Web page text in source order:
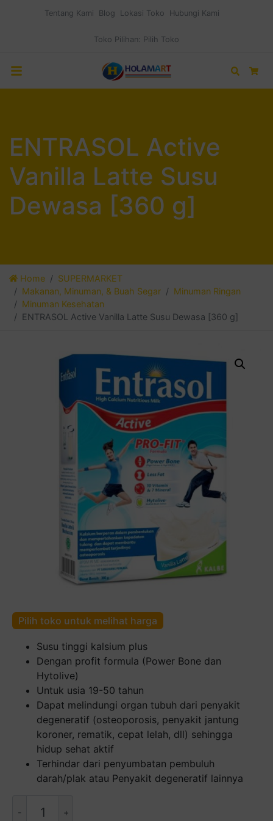
Tentang Kami Blog Lokasi Toko Hubungi Kami
Toko Pilihan: Pilih Toko
Search
ENTRASOL Active
Vanilla Latte Susu
Dewasa [360 g]
Home
SUPERMARKET
Makanan, Minuman, & Buah Segar
Minuman Ringan
Minuman Kesehatan
ENTRASOL Active Vanilla Latte Susu Dewasa [360 g]
Pilih toko untuk melihat harga
Susu tinggi kalsium plus
Dengan profit formula (Power Bone dan
Hytolive)
Untuk usia 19-50 tahun
Dapat melindungi organ tubuh dari penyakit
degeneratif (osteoporosis, penyakit jantung
koroner, rematik, cepat lelah, dll) sehingga
hidup sehat aktif
Terhindar dari penyumbatan pembuluh
darah/plak atau Penyakit degeneratif lainnya
ENTRASOL